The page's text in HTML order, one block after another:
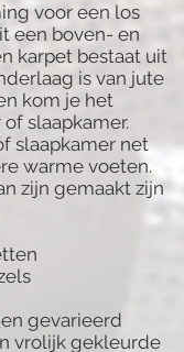
voor een los
een boven- en
karpet bestaat uit
is van jute
kom je het
slaapkamer.
slaapkamer net
warme voeten.
zijn gemaakt zijn
gevarieerd
vrolijk gekleurde